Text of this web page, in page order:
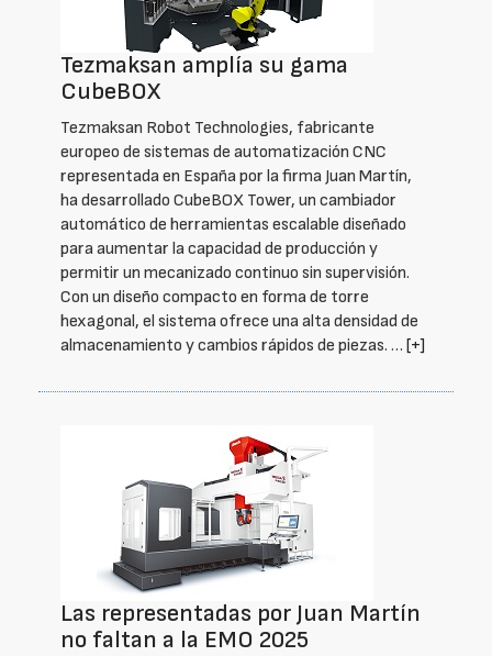
Tezmaksan amplía su gama
CubeBOX
Tezmaksan Robot Technologies, fabricante
europeo de sistemas de automatización CNC
representada en España por la firma Juan Martín,
ha desarrollado CubeBOX Tower, un cambiador
automático de herramientas escalable diseñado
para aumentar la capacidad de producción y
permitir un mecanizado continuo sin supervisión.
Con un diseño compacto en forma de torre
hexagonal, el sistema ofrece una alta densidad de
almacenamiento y cambios rápidos de piezas. … [+]
Las representadas por Juan Martín
no faltan a la EMO 2025